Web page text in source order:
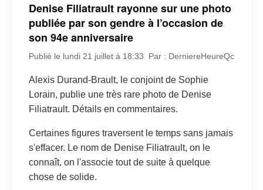
Denise Filiatrault rayonne sur une photo
publiée par son gendre à l’occasion de
son 94e anniversaire
Publié le lundi 21 juillet à 18:33 Par : DerniereHeureQc
Alexis Durand-Brault, le conjoint de Sophie
Lorain, publie une très rare photo de Denise
Filiatrault. Détails en commentaires.
Certaines figures traversent le temps sans jamais
s'effacer. Le nom de Denise Filiatrault, on le
connaît, on l'associe tout de suite à quelque
chose de solide.